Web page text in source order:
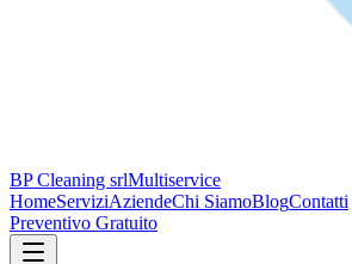
BP Cleaning srlMultiservice
HomeServiziAziendeChi SiamoBlogContatti
Preventivo Gratuito